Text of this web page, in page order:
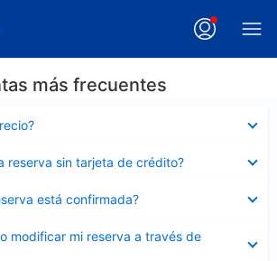
más frecuentes
reserva sin tarjeta de crédito?
está confirmada?
modificar mi reserva a través de